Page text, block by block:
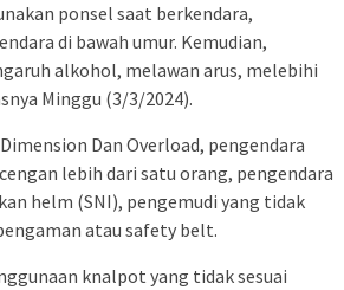
ponsel saat berkendara,
di bawah umur. Kemudian,
alkohol, melawan arus, melebihi
Minggu (3/3/2024).
Dan Overload, pengendara
lebih dari satu orang, pengendara
helm (SNI), pengemudi yang tidak
atau safety belt.
knalpot yang tidak sesuai